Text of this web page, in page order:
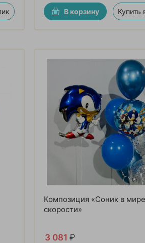
В корзину Купить
Композиция «Соник в мире
скорости»
3 081 ₽